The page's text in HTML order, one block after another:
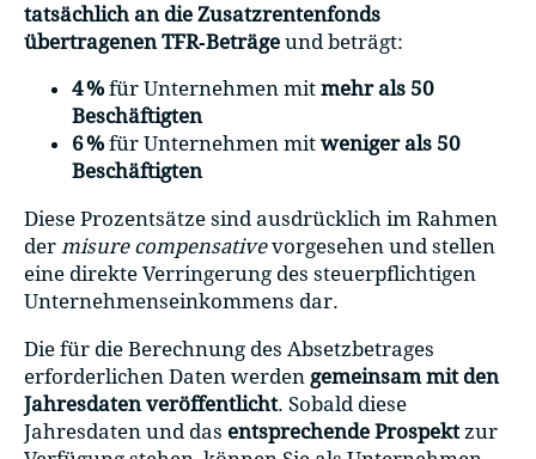
tatsächlich an die Zusatzrentenfonds
übertragenen TFR‑Beträge und beträgt:
4 %für Unternehmen mit mehr als 50
Beschäftigten
6 %für Unternehmen mit weniger als 50
Beschäftigten
Diese Prozentsätze sind ausdrücklich im Rahmen
der misure compensativevorgesehen und stellen
eine direkte Verringerung des steuerpflichtigen
Unternehmenseinkommens dar.
Die für die Berechnung des Absetzbetrages
erforderlichen Daten werden gemeinsam mit den
Jahresdaten veröffentlicht. Sobald diese
Jahresdaten und das entsprechende Prospektzur